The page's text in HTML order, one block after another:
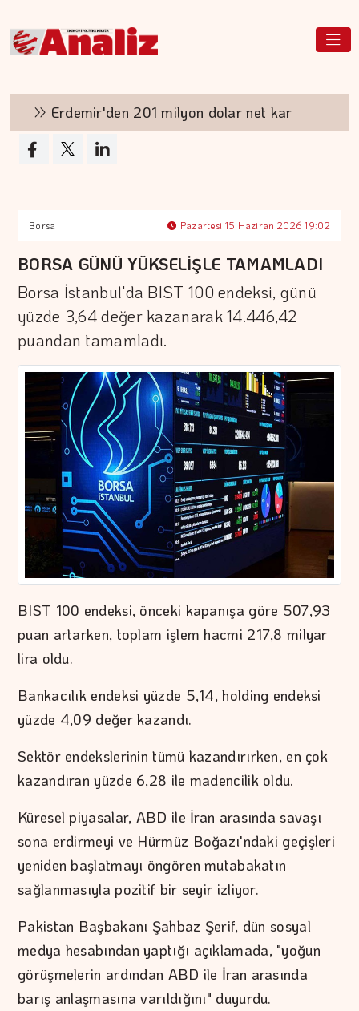
Erdemir'den 201 milyon dolar net kar
Borsa Pazartesi 15 Haziran 2026 19:02
BORSA GÜNÜ YÜKSELİŞLE TAMAMLADI
Borsa İstanbul'da BIST 100 endeksi, günü
yüzde 3,64 değer kazanarak 14.446,42
puandan tamamladı.
BIST 100 endeksi, önceki kapanışa göre 507,93
puan artarken, toplam işlem hacmi 217,8 milyar
lira oldu.
Bankacılık endeksi yüzde 5,14, holding endeksi
yüzde 4,09 değer kazandı.
Sektör endekslerinin tümü kazandırırken, en çok
kazandıran yüzde 6,28 ile madencilik oldu.
Küresel piyasalar, ABD ile İran arasında savaşı
sona erdirmeyi ve Hürmüz Boğazı'ndaki geçişleri
yeniden başlatmayı öngören mutabakatın
sağlanmasıyla pozitif bir seyir izliyor.
Pakistan Başbakanı Şahbaz Şerif, dün sosyal
medya hesabından yaptığı açıklamada, "yoğun
görüşmelerin ardından ABD ile İran arasında
barış anlaşmasına varıldığını" duyurdu.